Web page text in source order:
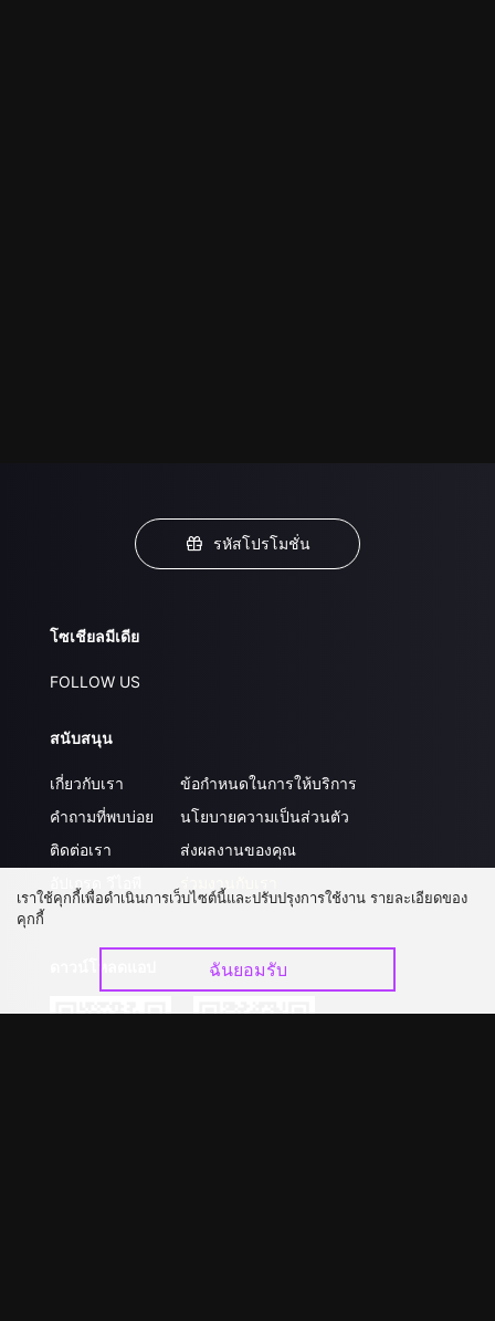
รหัสโปรโมชั่น
โซเชียลมีเดีย
FOLLOW US
สนับสนุน
เกี่ยวกับเรา
คำถามที่พบบ่อย
ติดต่อเรา
ข้อกำหนดในการให้บริการ
นโยบายความเป็นส่วนตัว
ส่งผลงานของคุณ
เราใช้คุกกี้เพื่อดำเนินการเว็บไซต์นี้และปรับปรุงการใช้งาน รายละเอียดของ
คุกกี้
ฉันยอมรับ